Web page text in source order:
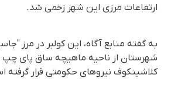
ارتفاعات مرزی این شهر زخمی شد.
به گفته منابع آگاه، این کولبر در مرز
شهرستان از ناحیه ماهیچه ساق پای چپ
کلاشینکوف نیروهای حکومتی قرار گرفته